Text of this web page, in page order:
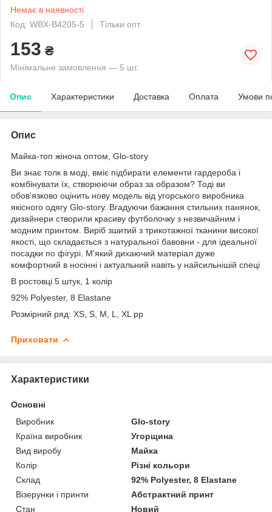
Немає в наявності
Код: WBX-B4205-5
Тільки опт
153 ₴
Мінімальне замовлення — 5 шт.
Опис Характеристики Доставка Оплата Умови
Опис
Майка-топ жіноча оптом, Glo-story
Ви знає толк в моді, вміє підбирати елементи гардероба і
комбінувати їх, створюючи образ за образом? Тоді ви
обов'язково оцінить нову модель від угорського виробника
якісного одягу Glo-story. Вгадуючи бажання стильних панянок,
дизайнери створили красиву футболочку з незвичайним і
модним принтом. Виріб зшитий з трикотажної тканини високої
якості, що складається з натуральної бавовни - для ідеальної
посадки по фігурі. М'який дихаючий матеріал дуже
комфортний в носінні і актуальний навіть у найсильнішій спеці
В ростовці 5 штук, 1 колір
92% Polyester, 8 Elastane
Розмірний ряд: XS, S, M, L, XL pp
Приховати
Характеристики
Основні
Виробник
Glo-story
Країна виробник
Угорщина
Вид виробу
Майка
Колір
Різні кольори
Склад
92% Polyester, 8 Elastane
Візерунки і принти
Абстрактний принт
Стан
Новий